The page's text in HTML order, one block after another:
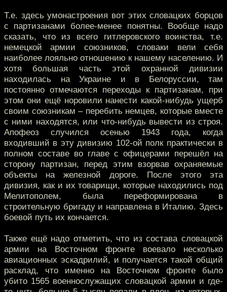
Т.е. здесь умонастроения вот этих словацких борцов
с партизанами более-менее понятны. Вообще надо
сказать, что из всего гитлеровского воинства, т.е.
немецкой армии союзников, словаки вели себя
наиболее лояльно отношению к нашему населению. И
хотя большая часть этой охранной дивизии
находилась на Украине и в Белоруссии, там
постоянно отмечаются переходы к партизанам, при
этом они ещё норовили нанести какой-нибудь ущерб
своим союзникам – перебить немцев, которые вместе
с ними находятся, или что-нибудь вывести из строя.
Апофеоз случился осенью 1943 года, когда
входивший в эту дивизию 102-ой полк практически в
полном составе во главе с офицерами перешёл на
сторону партизан, перед этим взорвав охраняемые
объекты на железной дороге. После этого эта
дивизия, как и их товарищи, которые находились под
Мелитополем, была переформирована в
строительную бригаду и направлена в Италию. Здесь
боевой путь их кончается.
Также ещё надо отметить, что из состава словацкой
армии на Восточном фронте воевало несколько
авиационных эскадрилий, и получается такой общий
расклад, что именно на Восточном фронте было
убито 1565 военнослужащих словацкой армии и где-